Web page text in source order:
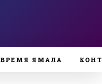
ВРЕМЯ ЯМАЛА